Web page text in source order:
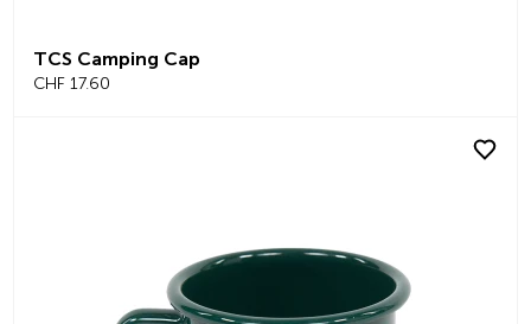
TCS Camping Cap
CHF 17.60